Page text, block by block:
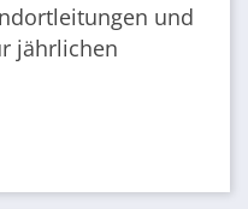
und
jährlichen